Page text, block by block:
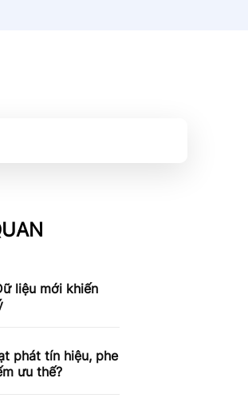
liệu mới khiến
phát tín hiệu, phe
ưu thế?